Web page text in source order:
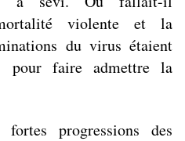
violente et la
du virus étaient
pour faire admettre la
progressions des